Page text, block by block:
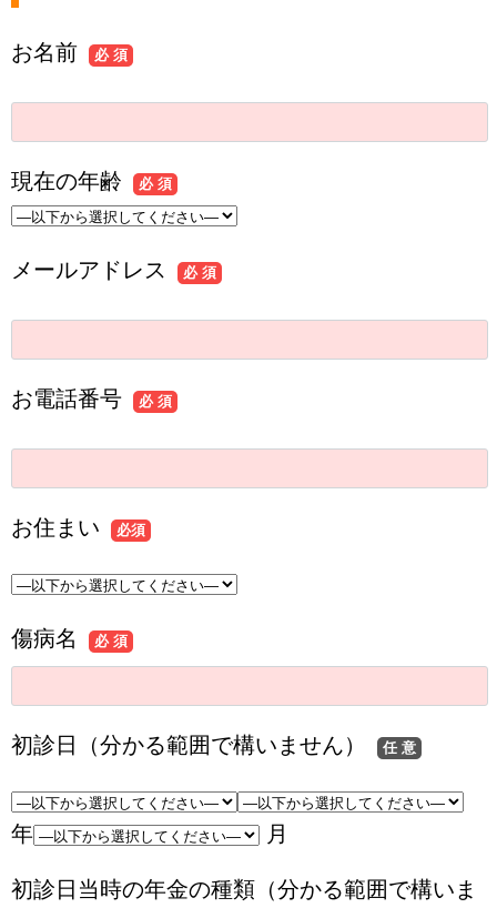
お名前 必 須
現在の年齢 必 須
メールアドレス 必 須
お電話番号 必 須
お住まい 必須
傷病名 必 須
初診日（分かる範囲で構いません） 任 意
年 月
初診日当時の年金の種類（分かる範囲で構いま